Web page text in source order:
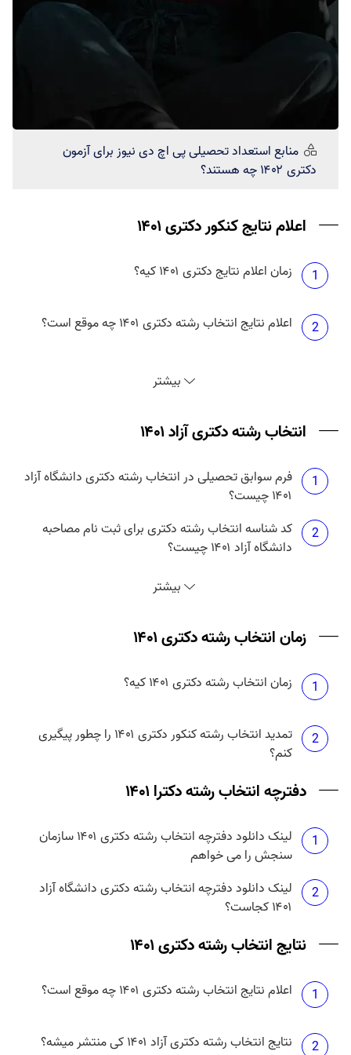
منابع استعداد تحصیلیپی اچ دی نیوزبرای آزمون
دکتری ۱۴۰۲ چه هستند؟
اعلام نتایج کنکور دکتری ۱۴۰۱
1 زمان اعلام نتایج دکتری ۱۴۰۱ کیه؟
2 اعلام نتایج انتخاب رشته دکتری ۱۴۰۱ چه موقع است؟
بیشتر
انتخاب رشته دکتری آزاد ۱۴۰۱
1
فرم سوابق تحصیلی در انتخاب رشته دکتری دانشگاه آزاد
۱۴۰۱ چیست؟
2
کد شناسه انتخاب رشته دکتری برای ثبت نام مصاحبه
دانشگاه آزاد ۱۴۰۱ چیست؟
انتخاب رشته دکتری آزاد ۱۴۰۱ چه زمانی است؟
حداکثر تعداد انتخاب رشته دکتری آزاد ۱۴۰۱ چند تا است؟
5
بیشتر
زمان انتخاب رشته دکتری ۱۴۰۱
1 زمان انتخاب رشته دکتری ۱۴۰۱ کیه؟
2
تمدید انتخاب رشته کنکور دکتری ۱۴۰۱ را چطور پیگیری
کنم؟
دفترچه انتخاب رشته دکترا ۱۴۰۱
1
لینک دانلود دفترچه انتخاب رشته دکتری ۱۴۰۱ سازمان
سنجش را می خواهم
2
لینک دانلود دفترچه انتخاب رشته دکتری دانشگاه آزاد
۱۴۰۱ کجاست؟
نتایج انتخاب رشته دکتری ۱۴۰۱
1 اعلام نتایج انتخاب رشته دکتری ۱۴۰۱ چه موقع است؟
2 نتایج انتخاب رشته دکتری آزاد ۱۴۰۱ کی منتشر میشه؟